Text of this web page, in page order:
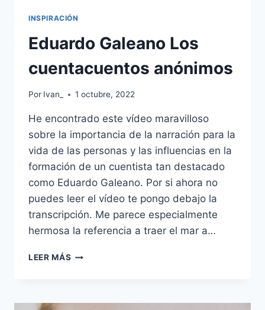
INSPIRACIÓN
Eduardo Galeano Los
cuentacuentos anónimos
Por Ivan_ 1 octubre, 2022
He encontrado este vídeo maravilloso
sobre la importancia de la narración para la
vida de las personas y las influencias en la
formación de un cuentista tan destacado
como Eduardo Galeano. Por si ahora no
puedes leer el vídeo te pongo debajo la
transcripción. Me parece especialmente
hermosa la referencia a traer el mar a…
LEER MÁS EDUARDO
ANÓNIMOS